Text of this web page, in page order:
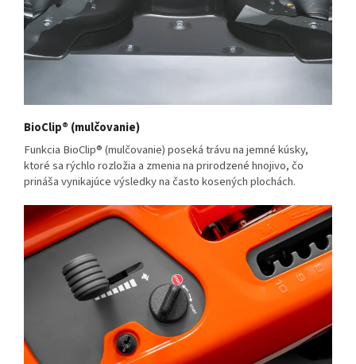
BioClip® (mulčovanie)
Funkcia BioClip® (mulčovanie) poseká trávu na jemné kúsky,
ktoré sa rýchlo rozložia a zmenia na prirodzené hnojivo, čo
prináša vynikajúce výsledky na často kosených plochách.